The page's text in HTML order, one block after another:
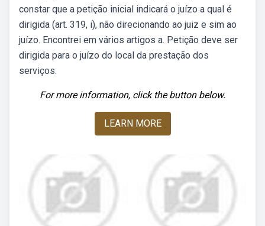
constar que a petição inicial indicará o juízo a qual é
dirigida (art. 319, i), não direcionando ao juiz e sim ao
juízo. Encontrei em vários artigos a. Petição deve ser
dirigida para o juízo do local da prestação dos
serviços.
For more information, click the button below.
LEARN MORE